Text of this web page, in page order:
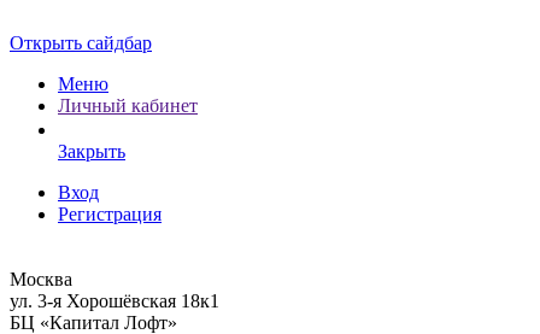
Открыть сайдбар
Меню
Личный кабинет
Закрыть
Вход
Регистрация
Москва
ул. 3-я Хорошёвская 18к1
БЦ «Капитал Лофт»